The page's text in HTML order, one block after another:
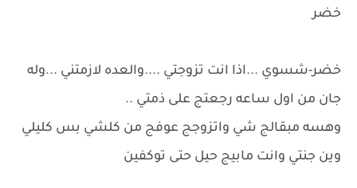
خضر
خضر-شسوي ...اذا انت تزوجتي ....والعده لازمتني ...وله
جان من اول ساعه رجعتج على ذمتي ..
وهسه مبقالج شي واتزوجج عوفج من كلشي بس كليلي
وين جنتي وانت مابيج حيل حتى توكفين